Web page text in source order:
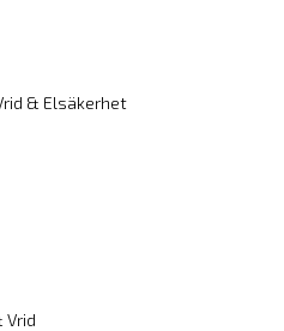
& Elsäkerhet
Vrid